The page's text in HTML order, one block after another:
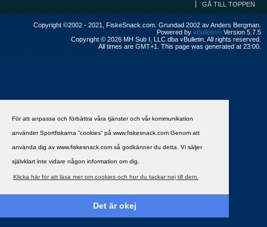
För att anpassa och förbättra våra tjänster och vår kommunikation
använder Sportfiskarna ”cookies” på www.fiskesnack.com.Genom att
använda dig av www.fiskesnack.com så godkänner du detta. Vi säljer
självklart inte vidare någon information om dig.
Klicka här för att läsa mer om cookies och hur du tackar nej till dem.
Det är okej
GÅ TILL TOPPEN
Copyright ©2002 - 2021, FiskeSnack.com. Grundad 2002 av Anders Bergman.
Powered by vBulletin® Version 5.7.5
Copyright © 2026 MH Sub I, LLC dba vBulletin. All rights reserved.
All times are GMT+1. This page was generated at 23:00.